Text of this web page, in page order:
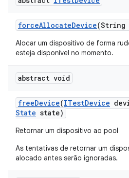
forceAllocateDevice(String
Alocar um dispositivo de forma
esteja disponível no momento.
abstract void
freeDevice(ITestDevice
State state)
Retornar um dispositivo ao pool
As tentativas de retornar um
alocado antes serão ignoradas.